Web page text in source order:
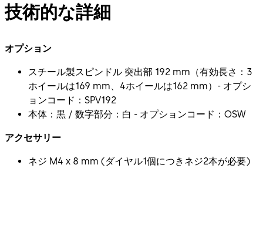
技術的な詳細
オプション
スチール製スピンドル 突出部 192 mm（有効長さ：3
ホイールは169 mm、4ホイールは162 mm）- オプシ
ョンコード：SPV192
本体：黒 / 数字部分：白 - オプションコード：OSW
アクセサリー
ネジ M4 x 8 mm (ダイヤル1個につきネジ2本が必要)